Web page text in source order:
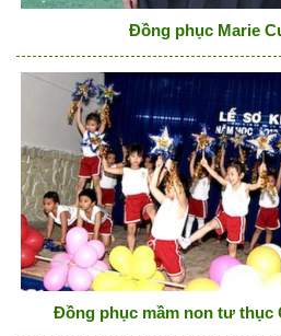
Đồng phục Marie
Đồng phục mầm non tư thục